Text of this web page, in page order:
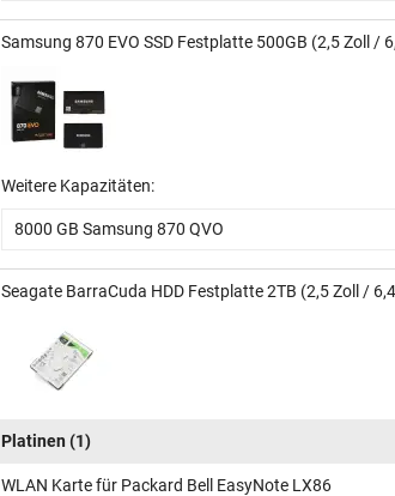
Samsung 870 EVO SSD Festplatte 500GB (2,5 Zoll /
Weitere Kapazitäten:
8000 GB Samsung 870 QVO
Seagate BarraCuda HDD Festplatte 2TB (2,5 Zoll /
Platinen (1)
WLAN Karte für Packard Bell EasyNote LX86